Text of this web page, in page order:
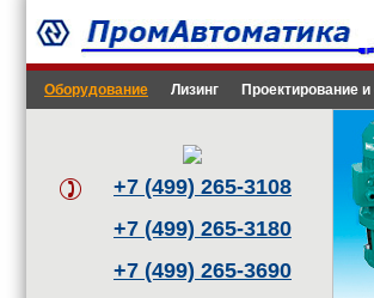
Оборудование Лизинг Проектирование
+7 (499) 265-3108
+7 (499) 265-3180
+7 (499) 265-3690